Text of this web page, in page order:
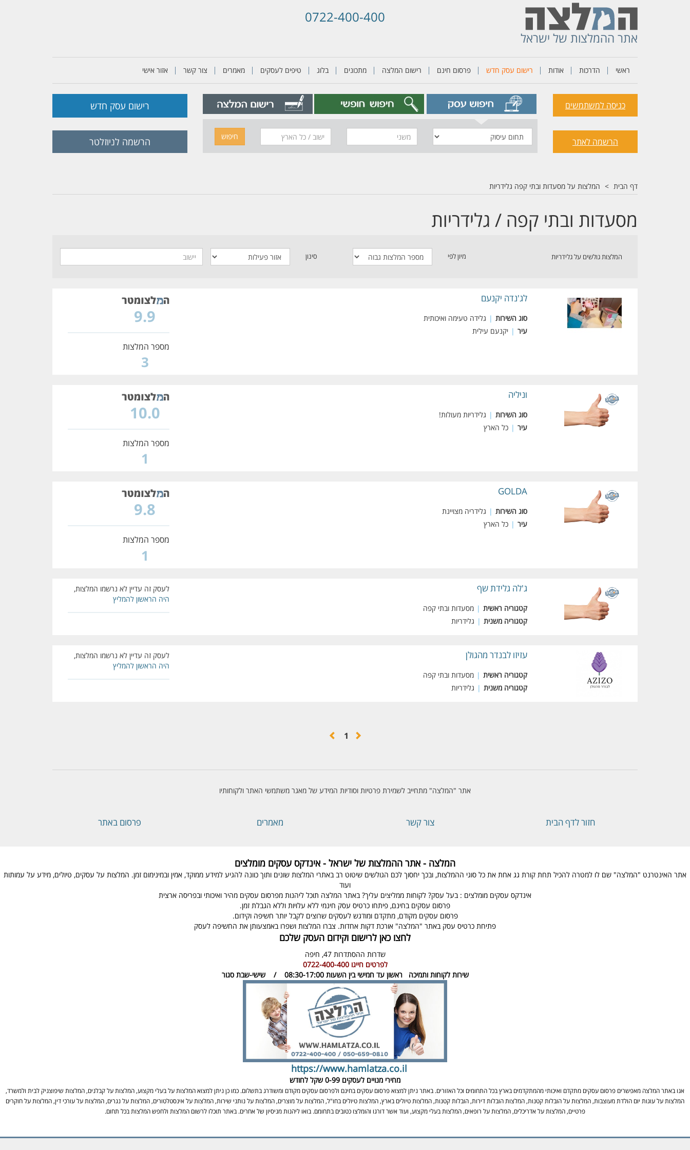
אתר ההמלצות של ישראל
0722-400-400
ראשי הדרכות אודות רישום עסק חדש פרסום חינם רישום המלצה מתכונים בלוג טיפים לעסקים מאמרים צור קשר אזור אישי
עיסוק
חיפוש
כניסה למשתמשים
הרשמה לאתר
רישום עסק חדש
הרשמה לניוזלטר
דף הבית המלצות על מסעדות ובתי קפה גלידריות
מסעדות ובתי קפה / גלידריות
המלצות גולשים על גלידריות מיון לפי סינון
לג'נדה יקנעם
סוג השירות | גלידה טעימה ואיכותית
עיר | יקנעם עילית
9.9
מספר המלצות
3
וניליה
סוג השירות | גלידריות מעולות!
עיר | כל הארץ
10.0
מספר המלצות
1
GOLDA
סוג השירות | גלידריה מצויינת
עיר | כל הארץ
9.8
מספר המלצות
1
ג'לה גלידת שף
קטגוריה ראשית | מסעדות ובתי קפה
קטגוריה משנית | גלידריות
לעסק זה עדיין לא נרשמו המלצות,
היה הראשון להמליץ
עזיזו לבנדר מהגולן
קטגוריה ראשית | מסעדות ובתי קפה
קטגוריה משנית | גלידריות
לעסק זה עדיין לא נרשמו המלצות,
היה הראשון להמליץ
1
אתר "המלצה" מתחייב לשמירת פרטיות וסודיות המידע של מאגר משתמשי האתר ולקוחותיו
חזור לדף הבית צור קשר מאמרים פרסום באתר
המלצה - אתר ההמלצות של ישראל - אינדקס עסקים מומלצים
אתר האינטרנט "המלצה" שם לו למטרה להכיל תחת קורת גג אחת את כל סוגי ההמלצות, ובכך יחסוך לכם הגולשים שיטוט רב באתרי המלצות שונים ותוך כוונה להגיע למידע ממוקד, אמין ובמינימום זמן. המלצות על עסקים, טיולים, מידע על עמותות
ועוד
אינדקס עסקים מומלצים : בעל עסק? לקוחות ממליצים עליך? באתר המלצה תוכל ליהנות מפרסום עסקים מהיר ואיכותי ובפריסה ארצית
פרסום עסקים בחינם, פיתחו כרטיס עסק חינמי ללא עלויות וללא הגבלת זמן.
פרסום עסקים מקודם, מתקדם ומודגש לעסקים שרוצים לקבל יותר חשיפה וקידום.
פתיחת כרטיס עסק באתר "המלצה" אורכת דקות אחדות. צברו המלצות ושפרו באמצעותן את החשיפה לעסק
לחצו כאן לרישום וקידום העסק שלכם
שדרות ההסתדרות 47,
חיפה
לפרטים חייגו0722-400-400
שירות לקוחות ותמיכה
ראשון עד חמישי בין השעות 08:30-17:00 / שישי-שבת סגור
https://www.hamlatza.co.il
מחירי מנויים לעסקים 0-99 שקל לחודש
אנו באתר המלצה מאפשרים פרסום עסקים מתקדם ואיכותי מהמתקדמים בארץ בכל התחומים וכל האזורים. באתר ניתן למצוא פרסום עסקים בחינם ולפרסום עסקים מקודם ומשודרג בתשלום. כמו כן ניתן למצוא המלצות על בעלי מקצוע, המלצות על קבלנים, המלצות שיפוצניק לבית ולמשרד,
המלצות על עוגות יום הולדת מעוצבות, המלצות על הובלות קטנות, המלצות הובלות דירות, הובלות קטנות, המלצות טיולים בארץ, המלצות טיולים בחו"ל, המלצות על מוצרים, המלצות על נותני שירות, המלצות על אינסטלטורים, המלצות על נגרים, המלצות על עורכי דין, המלצות על חוקרים
פרטיים, המלצות על אדריכלים, המלצות על רופאים, המלצות בעלי מקצוע, ועוד אשר דורגו והומלצו כטובים בתחומם. בואו ליהנות מניסיון של אחרים. באתר תוכלו לרשום המלצות ולחפש המלצות בכל תחום.